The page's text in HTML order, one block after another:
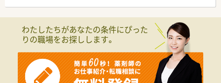
わたしたちがあなたの条件にぴった
りの職場をお探しします。